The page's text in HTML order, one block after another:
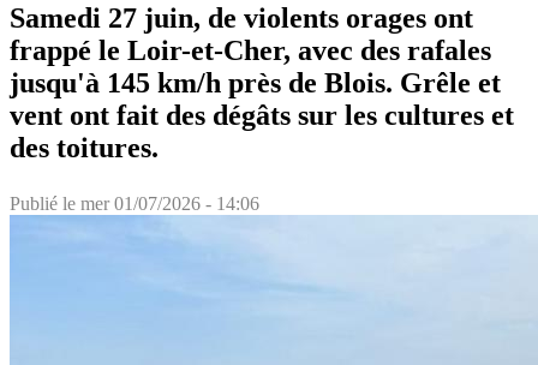
Samedi 27 juin, de violents orages ont
frappé le Loir-et-Cher, avec des rafales
jusqu'à 145 km/h près de Blois. Grêle et
vent ont fait des dégâts sur les cultures et
des toitures.
Publié le mer 01/07/2026 - 14:06